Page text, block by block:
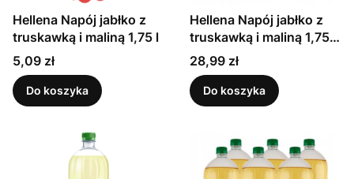
Hellena Napój jabłko z
truskawką i maliną 1,75 l
Cena
5,09 zł
Do koszyka
Hellena Napój jabłko z
truskawką i maliną 1,75 l
x 6 sztuk
Cena
28,99 zł
Do koszyka